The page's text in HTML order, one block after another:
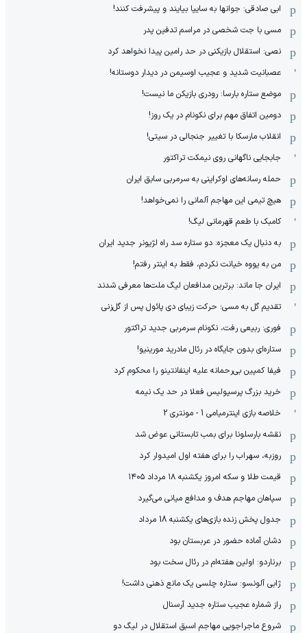
ابی صادقی: جوانها به سایپا بیایند و پیشرفت کنند!
مسی با جت شخصی در مراسم تدفین پدر
نصی: استقلال بازیکنی در حد رامین پیدا نخواهد کرد
عصبانیت شدید و عجیب اوسیمن در دیدار دوستانه!
موضع ستاره بارسا: رودری بازیکن ما نیست!
دومین اتفاق مهم برای نکونام در یک روز!
انقلاب مارسکا با تغییر جنجالی در سیتی!
جابجایی ناگهانی روی نیمکت تراکتور
حمله رسانه‌های اوکراینی به سرمربی سابق ایران
هیچ‌ تیمی این مهاجم آلمانی را نمی‌خواهد!
کامبک با طعم قهرمانی لیگ!
به دنبال یک معجزه: دو ستاره سد راه لژیونر جدید ایران
من به یووه خیانت نکردم، فقط به اینتر رفتم!
ایران جا ماند: برترین مدافعان لیگ ملت‌ها معرفی شدند
تقدیم گل به مسی؛ حرکت زیبای دی پائول پس از گل‌زنی
فوری: ربیعی رفت، نکونام سرمربی جدید تراکتور
ستاره‌ای بدون جایگاه در رئال مادرید مورینیو!
فیفا کمپین بی‌رحمانه علیه اینفانتینو را محکوم کرد
خرید بزرگ پرسپولیس فعلا در حد یک نیمه
خلاصه بازی اینترمیامی 1 - مونتری 2
نقشه بارسلونا برای بمب تابستانی عوض شد
روزبه، سهراب را برای هفته اول امیدوار کرد
قیمت طلا و سکه امروز یکشنبه ۱۸ مرداد ۱۴۰۵
سپاهان مهاجم هدف و مدافع میانی می‌گیرد
جدول پخش زنده بازی‌های یکشنبه 18 مرداد
دشان آماده حضور در عربستان بود
برناردو: اولین هفته‌ام در رئال سخت بود
ژابی آلونسو: ستاره چلسی یک مانع ذهنی داشت!
راز شماره عجیب ستاره جدید آرسنال
شروع ماجراجویی مهاجم اسبق استقلال در لیگ دو